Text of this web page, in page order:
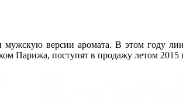
версии аромата. В этом году
Парижа, поступят в продажу летом 2015